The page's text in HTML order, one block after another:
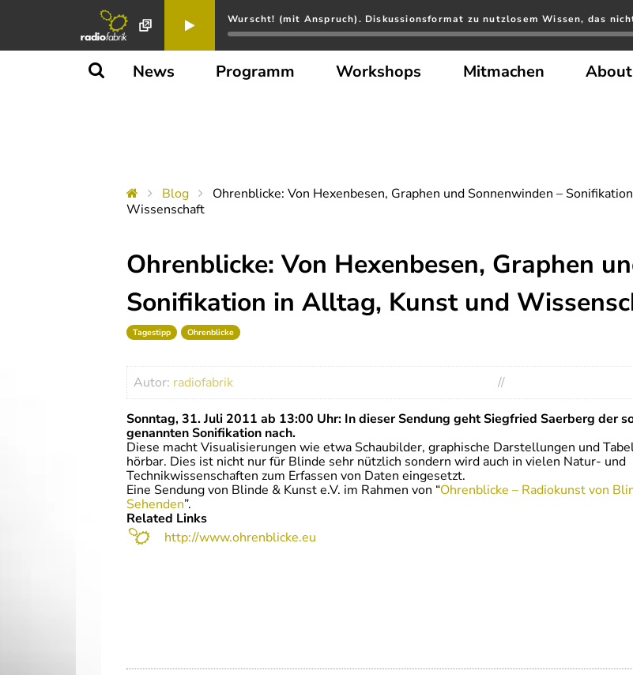
Wurscht! (mit Anspruch). Diskussionsformat zu nutzlosem Wissen, das
News Programm Workshops Mitmachen
Blog
Ohrenblicke: Von Hexenbesen, Graphen und Sonnenwinden –
Wissenschaft
Ohrenblicke: Von Hexenbesen, Graphen
Sonifikation in Alltag, Kunst und
Tagestipp Ohrenblicke
Autor: radiofabrik //
Sonntag, 31. Juli 2011 ab 13:00 Uhr: In dieser Sendung geht Siegfried Saerberg der
genannten Sonifikation nach.
Diese macht Visualisierungen wie etwa Schaubilder, graphische Darstellungen und
hörbar. Dies ist nicht nur für Blinde sehr nützlich sondern wird auch in vielen Natur- und
Technikwissenschaften zum Erfassen von Daten eingesetzt.
Eine Sendung von Blinde & Kunst e.V. im Rahmen von “Ohrenblicke – Radiokunst von
Sehenden”.
Related Links
http://www.ohrenblicke.eu